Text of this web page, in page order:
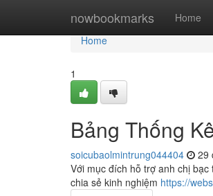
nowbookmarks Home
Home
Home
1
Bảng Thống
soicubaolmintrung044404 29
Với mục đích hỗ trợ anh chị
chia sẻ kinh nghiệm https://